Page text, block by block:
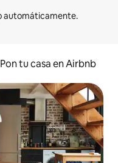
Pon tu casa en Airbnb